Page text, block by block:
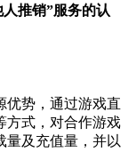
推销”服务的认
势，通过游戏直
方式，对合作游戏
量及充值量，并以